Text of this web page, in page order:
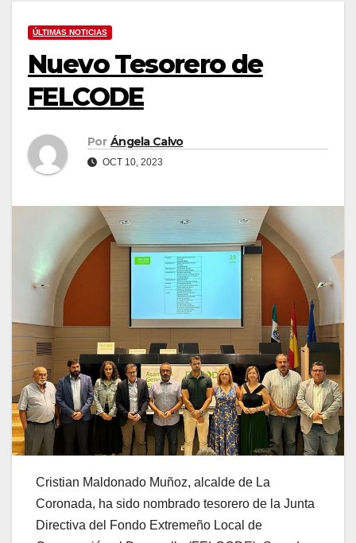
ÚLTIMAS NOTICIAS
Nuevo Tesorero de
FELCODE
Por Ángela Calvo
OCT 10, 2023
Cristian Maldonado Muñoz, alcalde de La
Coronada, ha sido nombrado tesorero de la Junta
Directiva del Fondo Extremeño Local de